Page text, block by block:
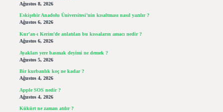
Ağustos 8, 2026
Eskişehir Anadolu Üniversitesi’nin kısaltması nasıl yazılır ?
Ağustos 6, 2026
Kur’an-ı Kerim’de anlatılan bu kıssaların amacı nedir ?
Ağustos 6, 2026
Ayakları yere basmak deyimi ne demek ?
Ağustos 5, 2026
Bir kurbanlık koç ne kadar ?
Ağustos 4, 2026
Apple SOS nedir ?
Ağustos 4, 2026
Kükürt ne zaman atılır ?